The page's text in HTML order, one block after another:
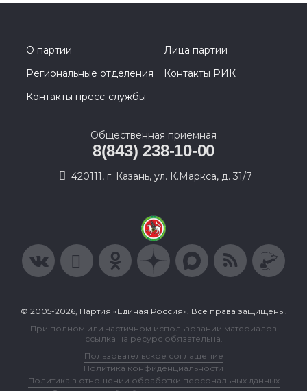
О партии
Лица партии
Региональные отделения
Контакты РИК
Контакты пресс-службы
Общественная приемная
8(843) 238-10-00
420111, г. Казань, ул. К.Маркса, д. 31/7
© 2005-2026, Партия «Единая Россия». Все права защищены.
При полном или частичном использовании материалов
ссылка на ресурс обязательна.
Пользовательское соглашение
Политика конфиденциальности
Политика в отношении обработки персональных данных